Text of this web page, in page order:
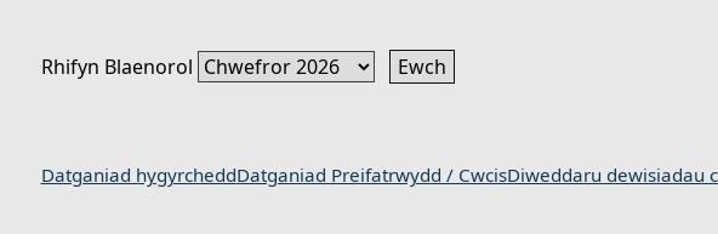
Rhifyn Blaenorol
Datganiad hygyrcheddDatganiad Preifatrwydd / CwcisDiweddaru dewisiadau